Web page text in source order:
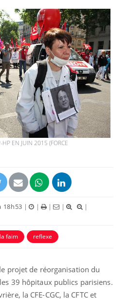
EN JUIN 2015 (FORCE
18h53 | | | |
|
faim reflexe
projet de réorganisation du
39 hôpitaux publics parisiens.
la CFE-CGC, la CFTC et